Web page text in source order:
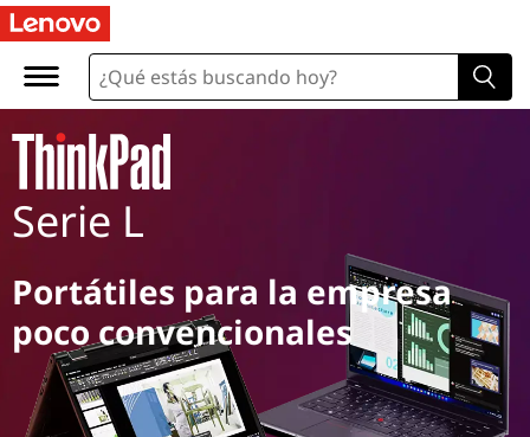
Serie L
Portátiles para la empresa
poco convencionales